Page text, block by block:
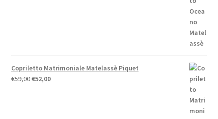
Copriletto Matrimoniale Matelassè Piquet
€59,00Il
€52,00Il